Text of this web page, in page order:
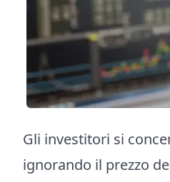
Gli investitori si
ignorando il prezzo